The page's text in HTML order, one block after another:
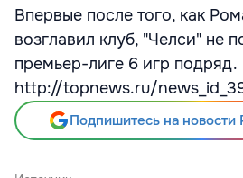
Впервые после того, как
возглавил клуб, "Челси" не
премьер-лиге 6 игр подряд.
http://topnews.ru/
Подпишитесь на новости